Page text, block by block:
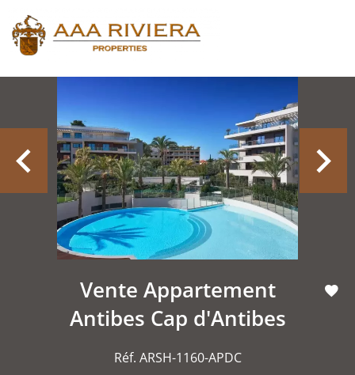
Vente Appartement
Antibes Cap d'Antibes
Réf. ARSH-1160-APDC